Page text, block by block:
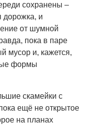
сохранены –
дорожка, и
от шумной
пока в паре
мусор и, кажется,
формы
скамейки с
ещё не открытое
на планах